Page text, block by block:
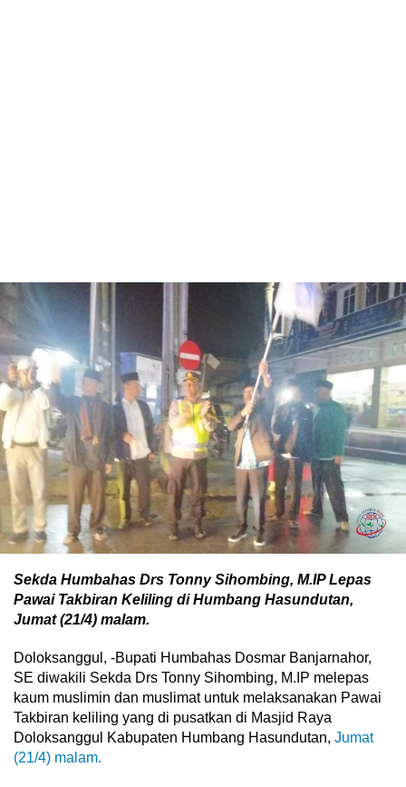
Sekda Humbahas Drs Tonny Sihombing, M.IP Lepas
Pawai Takbiran Keliling di Humbang Hasundutan,
Jumat (21/4) malam.
Doloksanggul, -Bupati Humbahas Dosmar Banjarnahor,
SE diwakili Sekda Drs Tonny Sihombing, M.IP melepas
kaum muslimin dan muslimat untuk melaksanakan Pawai
Takbiran keliling yang di pusatkan di Masjid Raya
Doloksanggul Kabupaten Humbang Hasundutan, Jumat
(21/4) malam.